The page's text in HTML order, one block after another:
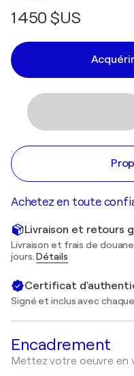
1 450 $US
Achetez en toute
Livraison et retours
Livraison et frais de
jours.Détails
Certificat
Signé et inclus avec
Encadrement
Mettez votre oeuvre en